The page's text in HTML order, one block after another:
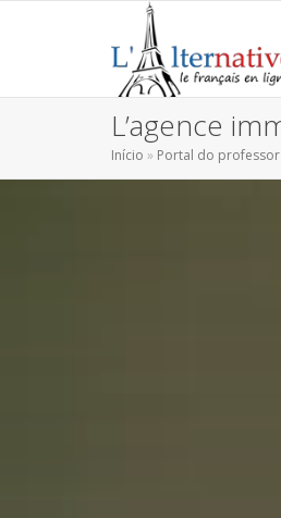
L’agence
Início » Portal do professor